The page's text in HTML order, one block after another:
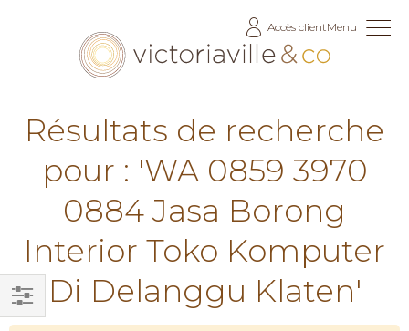
Accès clientMenu
Résultats de recherche
pour : 'WA 0859 3970
0884 Jasa Borong
Interior Toko Komputer
Di Delanggu Klaten'
Filtrer